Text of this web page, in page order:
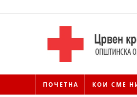
ПОЧЕТНА КОИ СМЕ